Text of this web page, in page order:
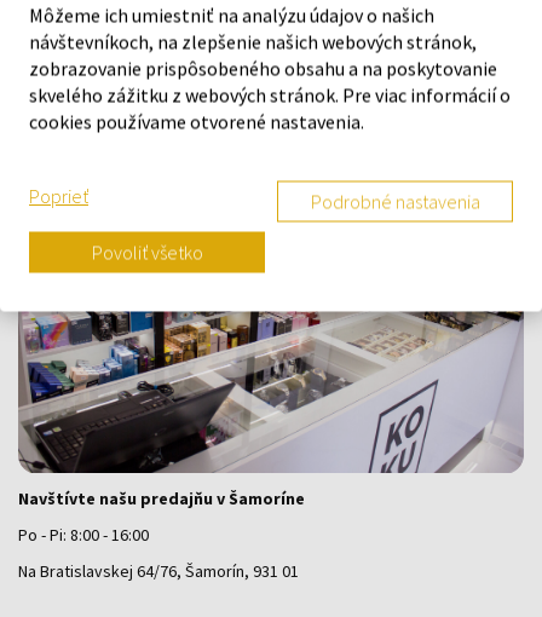
Kontaktný formulár
Kontakt
Výdajné miesto a predajňa KOKU Šamorín
Navštívte našu predajňu v Šamoríne
Po - Pi: 8:00 - 16:00
Na Bratislavskej 64/76, Šamorín, 931 01
Môžeme ich umiestniť na analýzu údajov o našich
návštevníkoch, na zlepšenie našich webových stránok,
zobrazovanie prispôsobeného obsahu a na poskytovanie
skvelého zážitku z webových stránok. Pre viac informácií o
cookies používame otvorené nastavenia.
Poprieť Podrobné nastavenia
Povoliť všetko